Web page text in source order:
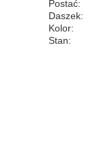
Postać:
Daszek:
Kolor:
Stan: